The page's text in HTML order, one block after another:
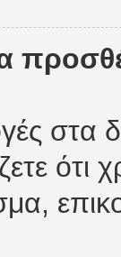
ότι